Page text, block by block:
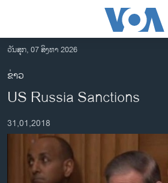
ເຂົ້າ
ຫາ
ຂ້າມ
ຂ້າມ
ໄປ
ອາເມຣິກາ
ການເລືອກຕັ້ງ ປະທານາທີບໍດີ ສະຫະລັດ 2024
ຂ່າວ​ຈີນ
ວັນສຸກ, 07 ສິງຫາ 2026
ຂ່າວ
US Russia Sanctions
31,01,2018